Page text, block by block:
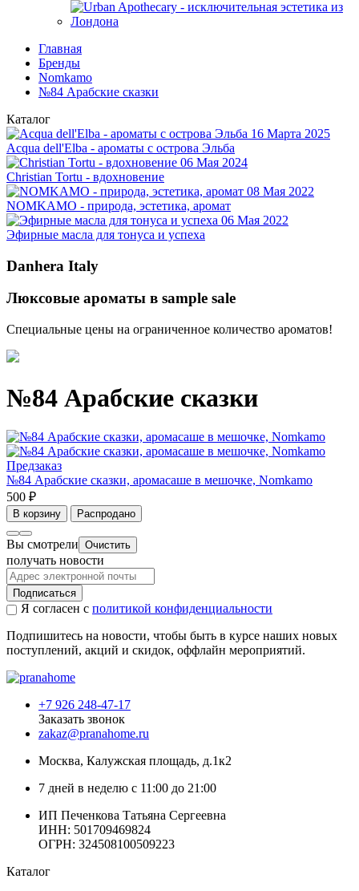
Главная
Бренды
Nomkamo
№84 Арабские сказки
Каталог
16 Марта 2025
Acqua dell'Elba - ароматы с острова Эльба
06 Мая 2024
Christian Tortu - вдохновение
08 Мая 2022
NOMKAMO - природа, эстетика, аромат
06 Мая 2022
Эфирные масла для тонуса и успеха
Danhera Italy
Люксовые ароматы в sample sale
Специальные цены на ограниченное количество ароматов!
№84 Арабские сказки
Предзаказ
№84 Арабские сказки, аромасаше в мешочке, Nomkamo
500 ₽
В корзину Распродано
Вы смотрели Очистить
получать новости
Подписаться
Я согласен с политикой конфиденциальности
Подпишитесь на новости, чтобы быть в курсе наших новых
поступлений, акций и скидок, оффлайн мероприятий.
+7 926 248-47-17
Заказать звонок
zakaz@pranahome.ru
Москва, Калужская площадь, д.1к2
7 дней в неделю с 11:00 до 21:00
ИП Печенкова Татьяна Сергеевна
ИНН: 501709469824
ОГРН: 324508100509223
Каталог